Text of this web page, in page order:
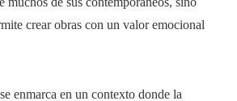
crear obras con un valor emocional
enmarca en un contexto donde la